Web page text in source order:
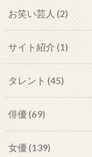
お笑い芸人 (2)
サイト紹介 (1)
タレント (45)
俳優 (69)
女優 (139)